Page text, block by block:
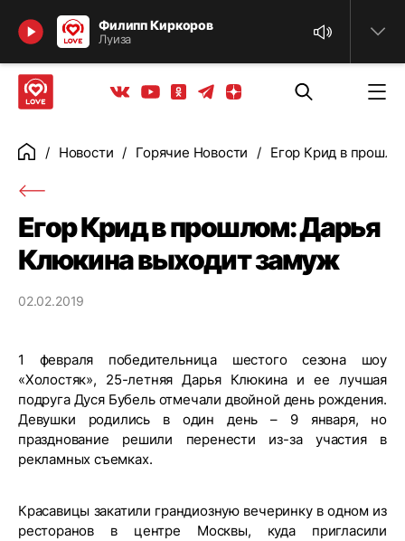
Филипп Киркоров
Луиза
Найти
Вконтакте
YoutubeОдноклассники
ТелеграмЯндекс дзен
ГлавнаяНовости Горячие Новости Егор Крид в
Егор Крид в прошлом: Дарья
Клюкина выходит замуж
02.02.2019
1 февраля победительница шестого сезона шоу
«Холостяк», 25-летняя Дарья Клюкина и ее лучшая
подруга Дуся Бубель отмечали двойной день рождения.
Девушки родились в один день – 9 января, но
празднование решили перенести из-за участия в
рекламных съемках.
Красавицы закатили грандиозную вечеринку в одном из
ресторанов в центре Москвы, куда пригласили